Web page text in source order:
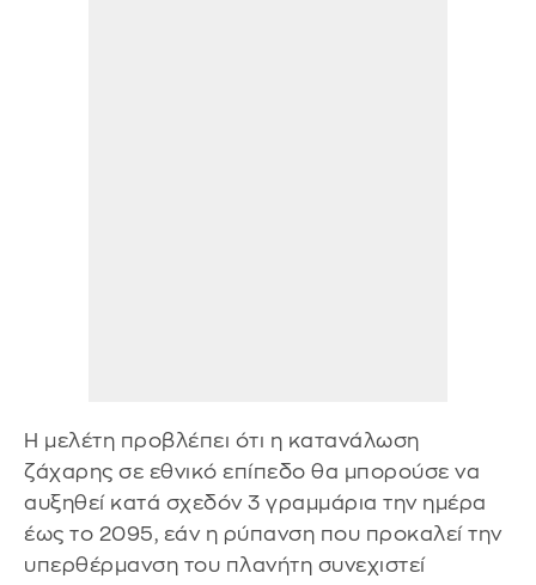
Η μελέτη προβλέπει ότι η κατανάλωση
ζάχαρης σε εθνικό επίπεδο θα μπορούσε να
αυξηθεί κατά σχεδόν 3 γραμμάρια την ημέρα
έως το 2095, εάν η ρύπανση που προκαλεί την
υπερθέρμανση του πλανήτη συνεχιστεί